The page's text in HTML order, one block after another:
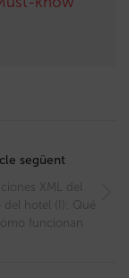
següent
XML del
del hotel (I): Qué
funcionan